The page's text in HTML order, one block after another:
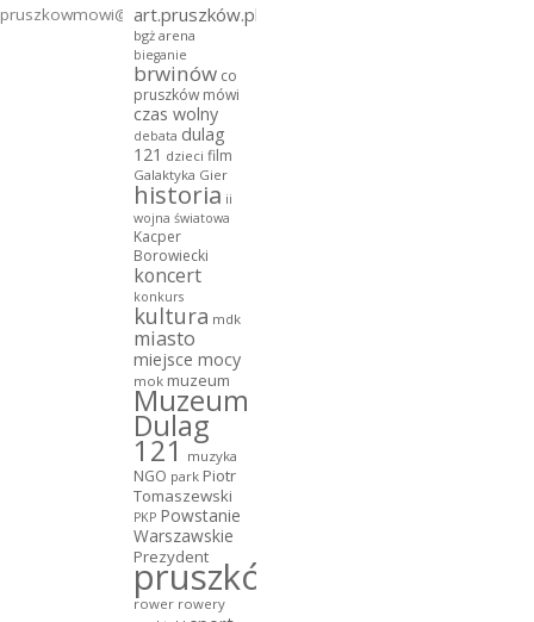
pruszkowmowi@gmail.com
art.pruszków.pl
bgż arena
bieganie
brwinów co
pruszków mówi
czas wolny
debata dulag
121 dzieci film
Galaktyka Gier
historia ii
wojna światowa
Kacper
Borowiecki
koncert
konkurs
kultura mdk
miasto
miejsce mocy
mok muzeum
Muzeum
Dulag
121 muzyka
NGO park Piotr
Tomaszewski
PKP Powstanie
Warszawskie
Prezydent
pruszków
rower rowery